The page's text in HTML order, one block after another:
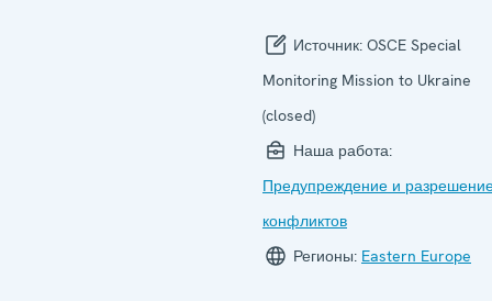
Источник: OSCE Special
Monitoring Mission to Ukraine
(closed)
Наша работа:
Предупреждение и
конфликтов
Регионы: Eastern Europe